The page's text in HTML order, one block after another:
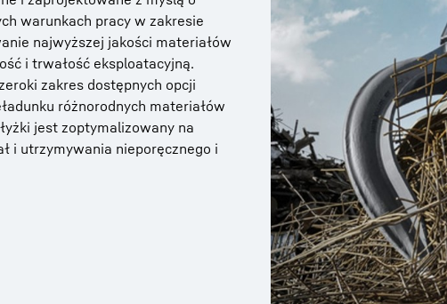
warunkach pracy w zakresie
najwyższej jakości materiałów
i trwałość eksploatacyjną.
zakres dostępnych opcji
różnorodnych materiałów
jest zoptymalizowany na
i utrzymywania nieporęcznego i